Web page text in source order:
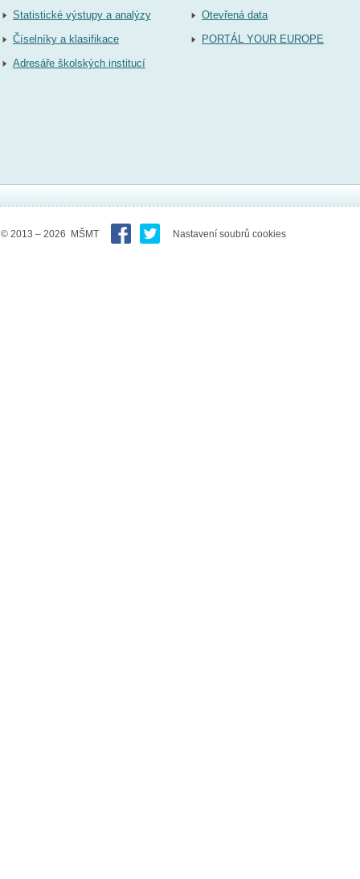
Statistické výstupy a analýzy
Číselníky a klasifikace
Adresáře školských institucí
Otevřená data
PORTÁL YOUR EUROPE
© 2013 – 2026 MŠMT Nastavení soubrů cookies